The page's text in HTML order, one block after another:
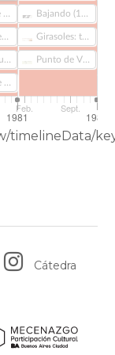
Girasoles: texto de lectura para cuarto grado (262)
Punto de Vista Nº11 (374)
1981 1982
Feb. Sept.
Cátedra